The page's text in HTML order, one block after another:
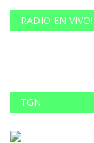
RADIO EN VIVO!
TGN